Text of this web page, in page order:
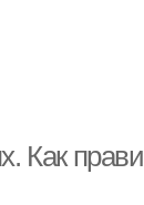
Как